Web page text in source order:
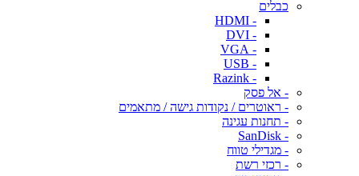
כבלים
- HDMI
- DVI
- VGA
- USB
- Razink
- אל פסק
- ראוטרים / נקודות גישה / מתאמים
- תחנות עגינה
- SanDisk
- מגדילי טווח
- רכזי רשת